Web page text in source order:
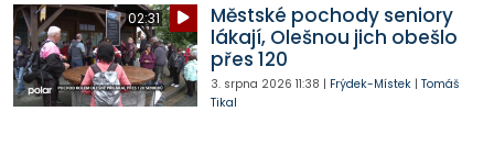
02:31
Městské pochody seniory
lákají, Olešnou jich obešlo
přes 120
3. srpna 2026 11:38 | Frýdek-Místek| Tomáš
Tikal